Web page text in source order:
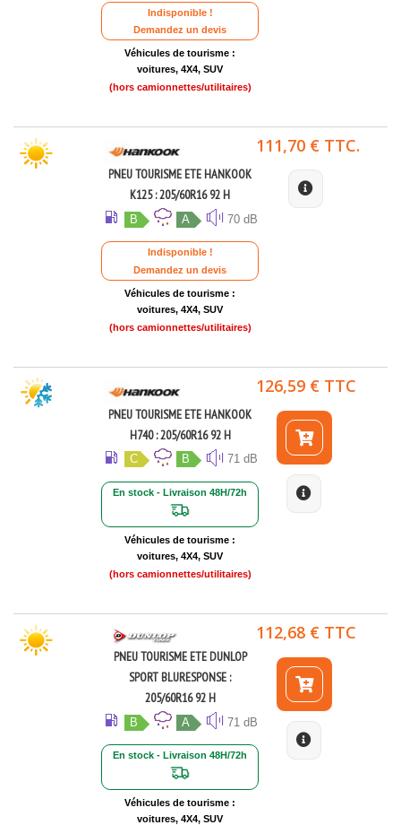
Indisponible !
Demandez un devis
Véhicules de tourisme :
voitures, 4X4, SUV
(hors camionnettes/utilitaires)
PNEU TOURISME ETE HANKOOK
K125 : 205/60R16 92 H
B A 70 dB
Indisponible !
Demandez un devis
Véhicules de tourisme :
voitures, 4X4, SUV
(hors camionnettes/utilitaires)
111,70 € TTC.
PNEU TOURISME ETE HANKOOK
H740 : 205/60R16 92 H
C B 71 dB
En stock - Livraison 48H/72h
Véhicules de tourisme :
voitures, 4X4, SUV
(hors camionnettes/utilitaires)
126,59 € TTC
PNEU TOURISME ETE DUNLOP
SPORT BLURESPONSE :
205/60R16 92 H
B A 71 dB
En stock - Livraison 48H/72h
Véhicules de tourisme :
voitures, 4X4, SUV
112,68 € TTC